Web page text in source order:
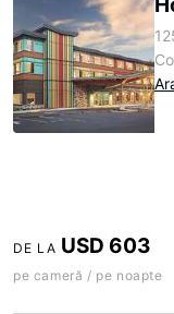
DE LA USD 603
pe cameră / pe noapte